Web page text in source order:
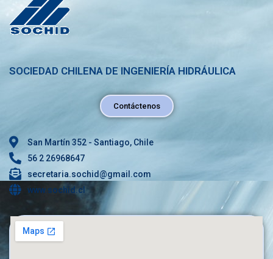
SOCIEDAD CHILENA DE INGENIERÍA HIDRÁULICA
Contáctenos
San Martín 352 - Santiago, Chile
56 2 26968647
secretaria.sochid@gmail.com
www.sochid.cl